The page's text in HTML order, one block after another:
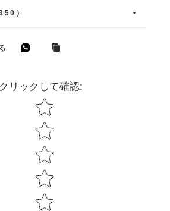
）
クリックして確認:
Star rating